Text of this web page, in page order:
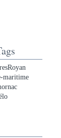
Royan
maritime